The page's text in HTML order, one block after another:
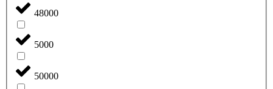
48000
5000
50000